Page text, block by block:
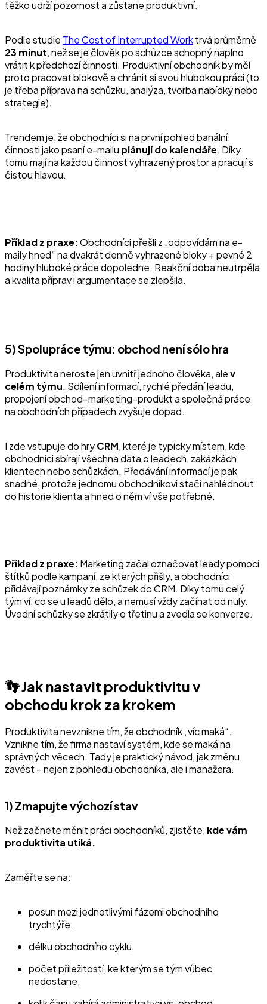
těžko udrží pozornost a zůstane produktivní.
Podle studie The Cost of Interrupted Worktrvá průměrně
23 minut, než se je člověk po schůzce schopný naplno
vrátit k předchozí činnosti. Produktivní obchodník by měl
proto pracovat blokově a chránit si svou hlubokou práci (to
je třeba příprava na schůzku, analýza, tvorba nabídky nebo
strategie).
Trendem je, že obchodníci si na první pohled banální
činnosti jako psaní e-mailu plánují do kalendáře. Díky
tomu mají na každou činnost vyhrazený prostor a pracují s
čistou hlavou.
Příklad z praxe:Obchodníci přešli z „odpovídám na e-
maily hned“ na dvakrát denně vyhrazené bloky + pevné 2
hodiny hluboké práce dopoledne. Reakční doba neutrpěla
a kvalita příprav i argumentace se zlepšila.
5) Spolupráce týmu: obchod není sólo hra
Produktivita neroste jen uvnitř jednoho člověka, alev
celém týmu. Sdílení informací, rychlé předání leadu,
propojení obchod–marketing–produkt a společná práce
na obchodních případech zvyšuje dopad.
I zde vstupuje do hryCRM, které je typicky místem, kde
obchodníci sbírají všechna data o leadech, zakázkách,
klientech nebo schůzkách. Předávání informací je pak
snadné, protože jednomu obchodníkovi stačí nahlédnout
do historie klienta a hned o něm ví vše potřebné.
Příklad z praxe: Marketing začal označovat leady pomocí
štítků podle kampaní, ze kterých přišly, a obchodníci
přidávají poznámky ze schůzek do CRM. Díky tomu celý
tým ví, co se u leadů dělo, a nemusí vždy začínat od nuly.
Úvodní schůzky se zkrátily o třetinu a zvedla se konverze.
👣 Jak nastavit produktivitu v
obchodu krok za krokem
Produktivita nevznikne tím, že obchodník „víc maká“.
Vznikne tím, že firma nastaví systém, kde se maká na
správných věcech. Tady je praktický návod, jak změnu
zavést – nejen z pohledu obchodníka, ale i manažera.
1) Zmapujte výchozí stav
Než začnete měnit práci obchodníků, zjistěte, kde vám
produktivita utíká.
Zaměřte se na:
posun mezi jednotlivými fázemi obchodního
trychtýře,
délku obchodního cyklu,
počet příležitostí, ke kterým se tým vůbec
nedostane,